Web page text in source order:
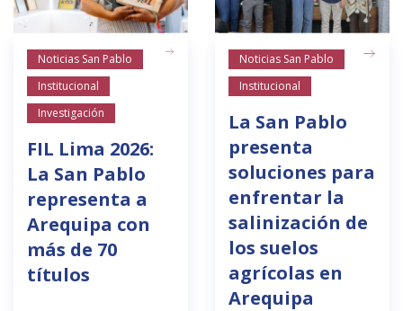
Noticias San Pablo
Institucional
Investigación
FIL Lima 2026:
La San Pablo
representa a
Arequipa con
más de 70
títulos
Noticias San Pablo
Institucional
La San Pablo
presenta
soluciones para
enfrentar la
salinización de
los suelos
agrícolas en
Arequipa